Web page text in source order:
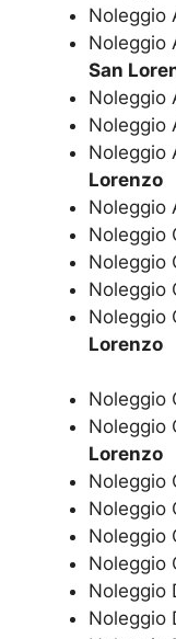
Noleggio
Noleggio
San
Noleggio
Noleggio
Noleggio
Lorenzo
Noleggio
Noleggio
Noleggio
Noleggio
Noleggio
Lorenzo
Noleggio
Noleggio
Lorenzo
Noleggio
Noleggio
Noleggio
Noleggio
Noleggio
Noleggio